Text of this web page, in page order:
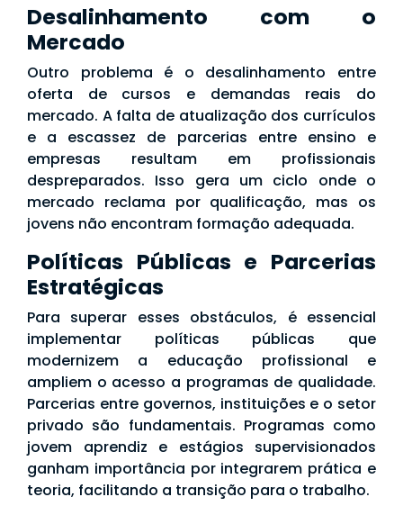
Desalinhamento com o
Mercado
Outro problema é o desalinhamento entre
oferta de cursos e demandas reais do
mercado. A falta de atualização dos currículos
e a escassez de parcerias entre ensino e
empresas resultam em profissionais
despreparados. Isso gera um ciclo onde o
mercado reclama por qualificação, mas os
jovens não encontram formação adequada.
Políticas Públicas e Parcerias
Estratégicas
Para superar esses obstáculos, é essencial
implementar políticas públicas que
modernizem a educação profissional e
ampliem o acesso a programas de qualidade.
Parcerias entre governos, instituições e o setor
privado são fundamentais. Programas como
jovem aprendiz e estágios supervisionados
ganham importância por integrarem prática e
teoria, facilitando a transição para o trabalho.